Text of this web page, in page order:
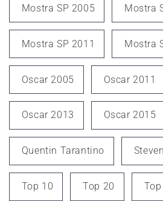
Mostra SP 2005 Mostra
Mostra SP 2011 Mostra
Oscar 2005 Oscar 2011
Oscar 2013 Oscar 2015
Quentin Tarantino
Top 10 Top 20